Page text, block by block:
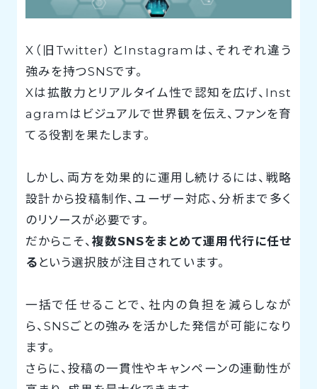
X（旧Twitter）とInstagramは、それぞれ違う
強みを持つSNSです。
Xは拡散力とリアルタイム性で認知を広げ、Inst
agramはビジュアルで世界観を伝え、ファンを育
てる役割を果たします。
しかし、両方を効果的に運用し続けるには、戦略
設計から投稿制作、ユーザー対応、分析まで多く
のリソースが必要です。
だからこそ、 複数SNSをまとめて運用代行に任せ
る という選択肢が注目されています。
一括で任せることで、社内の負担を減らしなが
ら、SNSごとの強みを活かした発信が可能になり
ます。
さらに、投稿の一貫性やキャンペーンの連動性が